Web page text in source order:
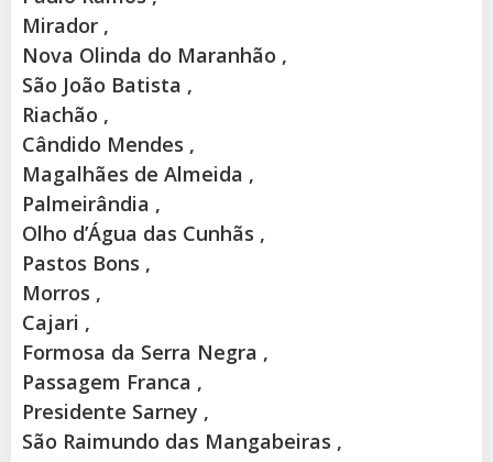
Mirador ,
Nova Olinda do Maranhão ,
São João Batista ,
Riachão ,
Cândido Mendes ,
Magalhães de Almeida ,
Palmeirândia ,
Olho d’Água das Cunhãs ,
Pastos Bons ,
Morros ,
Cajari ,
Formosa da Serra Negra ,
Passagem Franca ,
Presidente Sarney ,
São Raimundo das Mangabeiras ,